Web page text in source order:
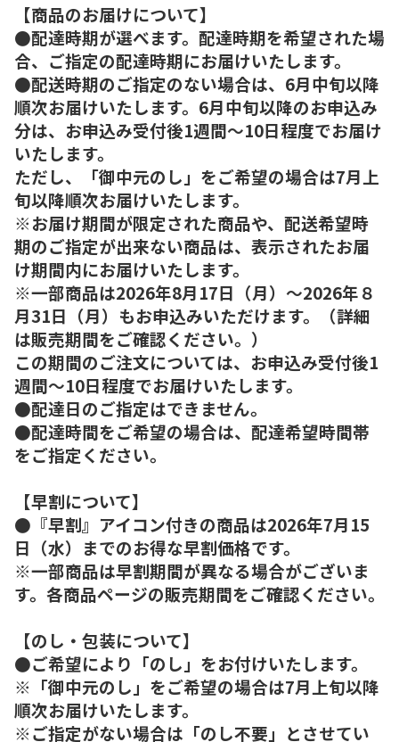
【商品のお届けについて】
●配達時期が選べます。配達時期を希望された場
合、ご指定の配達時期にお届けいたします。
●配送時期のご指定のない場合は、6月中旬以降
順次お届けいたします。6月中旬以降のお申込み
分は、お申込み受付後1週間～10日程度でお届け
いたします。
ただし、「御中元のし」をご希望の場合は7月上
旬以降順次お届けいたします。
※お届け期間が限定された商品や、配送希望時
期のご指定が出来ない商品は、表示されたお届
け期間内にお届けいたします。
※一部商品は2026年8月17日（月）～2026年８
月31日（月）もお申込みいただけます。（詳細
は販売期間をご確認ください。）
この期間のご注文については、お申込み受付後1
週間～10日程度でお届けいたします。
●配達日のご指定はできません。
●配達時間をご希望の場合は、配達希望時間帯
をご指定ください。
【早割について】
●『早割』アイコン付きの商品は2026年7月15
日（水）までのお得な早割価格です。
※一部商品は早割期間が異なる場合がございま
す。各商品ページの販売期間をご確認ください。
【のし・包装について】
●ご希望により「のし」をお付けいたします。
※「御中元のし」をご希望の場合は7月上旬以降
順次お届けいたします。
※ご指定がない場合は「のし不要」とさせてい